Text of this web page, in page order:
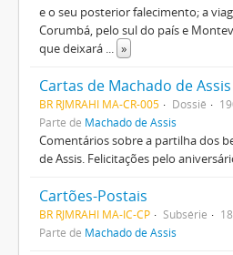
e o seu posterior falecimento; a
Corumbá, pelo sul do país e
que deixará ... »
BR RJMRAHI MA-CR-005 Dossiê
Parte de Machado de Assis
Comentários sobre a partilha dos
de Assis. Felicitações pelo
Cartões-Postais
BR RJMRAHI MA-IC-CP Subsérie
Parte de Machado de Assis